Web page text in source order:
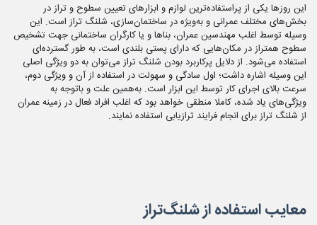
این روزها یکی از پراستفاده‌ترین لوازم و ابزارهای تعیین سطوح و تراز در
بخش‌های مختلف عمرانی و به‌ویژه در ساختمان‌سازی، شلنگ تراز است. این‌
وسیله توسط اغلب مهندسین عمران، بناها و یا کارگران ساختمانی جهت تشخیص
سطوح همتراز در مکان‌هایی که دارای پستی بلندی است، به طور گسترده‌ای
استفاده می‌شود. از دلایل پرکاربرد بودن شلنگ تراز می‌توان به دو ویژگی اصلی
این وسیله اشاره داشت؛ اول سادگی و سهولت در استفاده از آن و ویژگی دوم،
سرعت بالای اجرای کار توسط این ابزار است. به‌همین علت و باتوجه به
ویژگی‌های یاد شده، کاملا منطقی خواهد بود که اغلب افراد فعال در زمینه عمران
از شلنگ تراز برای انجام فرایند ترازیابی استفاده نمایند.
معایباستفاده از شلنگ‌تراز